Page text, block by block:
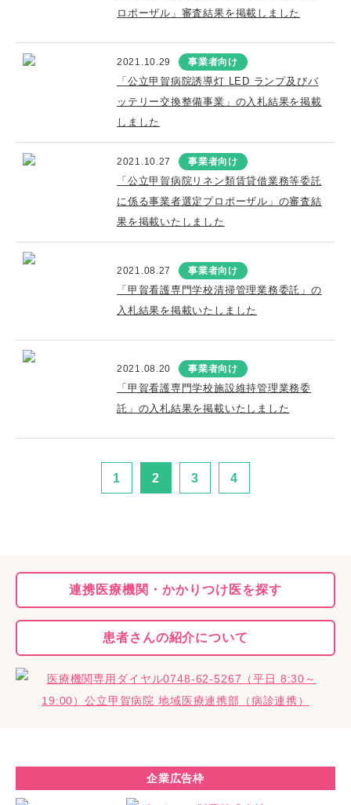
ロポーザル」審査結果を掲載しました
2021.10.29 事業者向け
「公立甲賀病院誘導灯 LED ランプ及びバ
ッテリー交換整備事業」の入札結果を掲載
しました
2021.10.27 事業者向け
「公立甲賀病院リネン類賃貸借業務等委託
に係る事業者選定プロポーザル」の審査結
果を掲載いたしました
2021.08.27 事業者向け
「甲賀看護専門学校清掃管理業務委託」の
入札結果を掲載いたしました
2021.08.20 事業者向け
「甲賀看護専門学校施設維持管理業務委
託」の入札結果を掲載いたしました
1 2 3 4
連携医療機関・かかりつけ医を探す
患者さんの紹介について
企業広告枠